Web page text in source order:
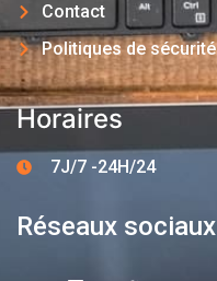
Contact
Politiques de sécurité
Horaires
7J/7 -24H/24
Réseaux sociaux